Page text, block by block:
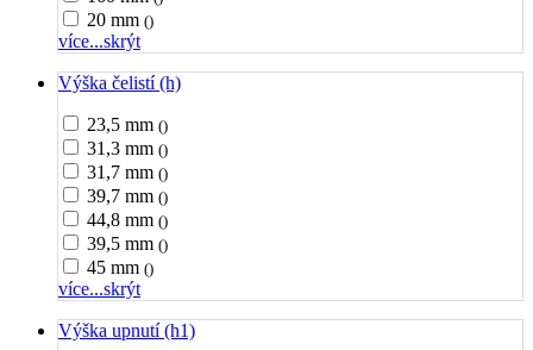
20 mm ()
více...skrýt
Výška čelistí (h)
23,5 mm ()
31,3 mm ()
31,7 mm ()
39,7 mm ()
44,8 mm ()
39,5 mm ()
45 mm ()
více...skrýt
Výška upnutí (h1)